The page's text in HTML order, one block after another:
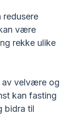
redusere
være
rekke ulike
av velvære og
kan fasting
bidra til